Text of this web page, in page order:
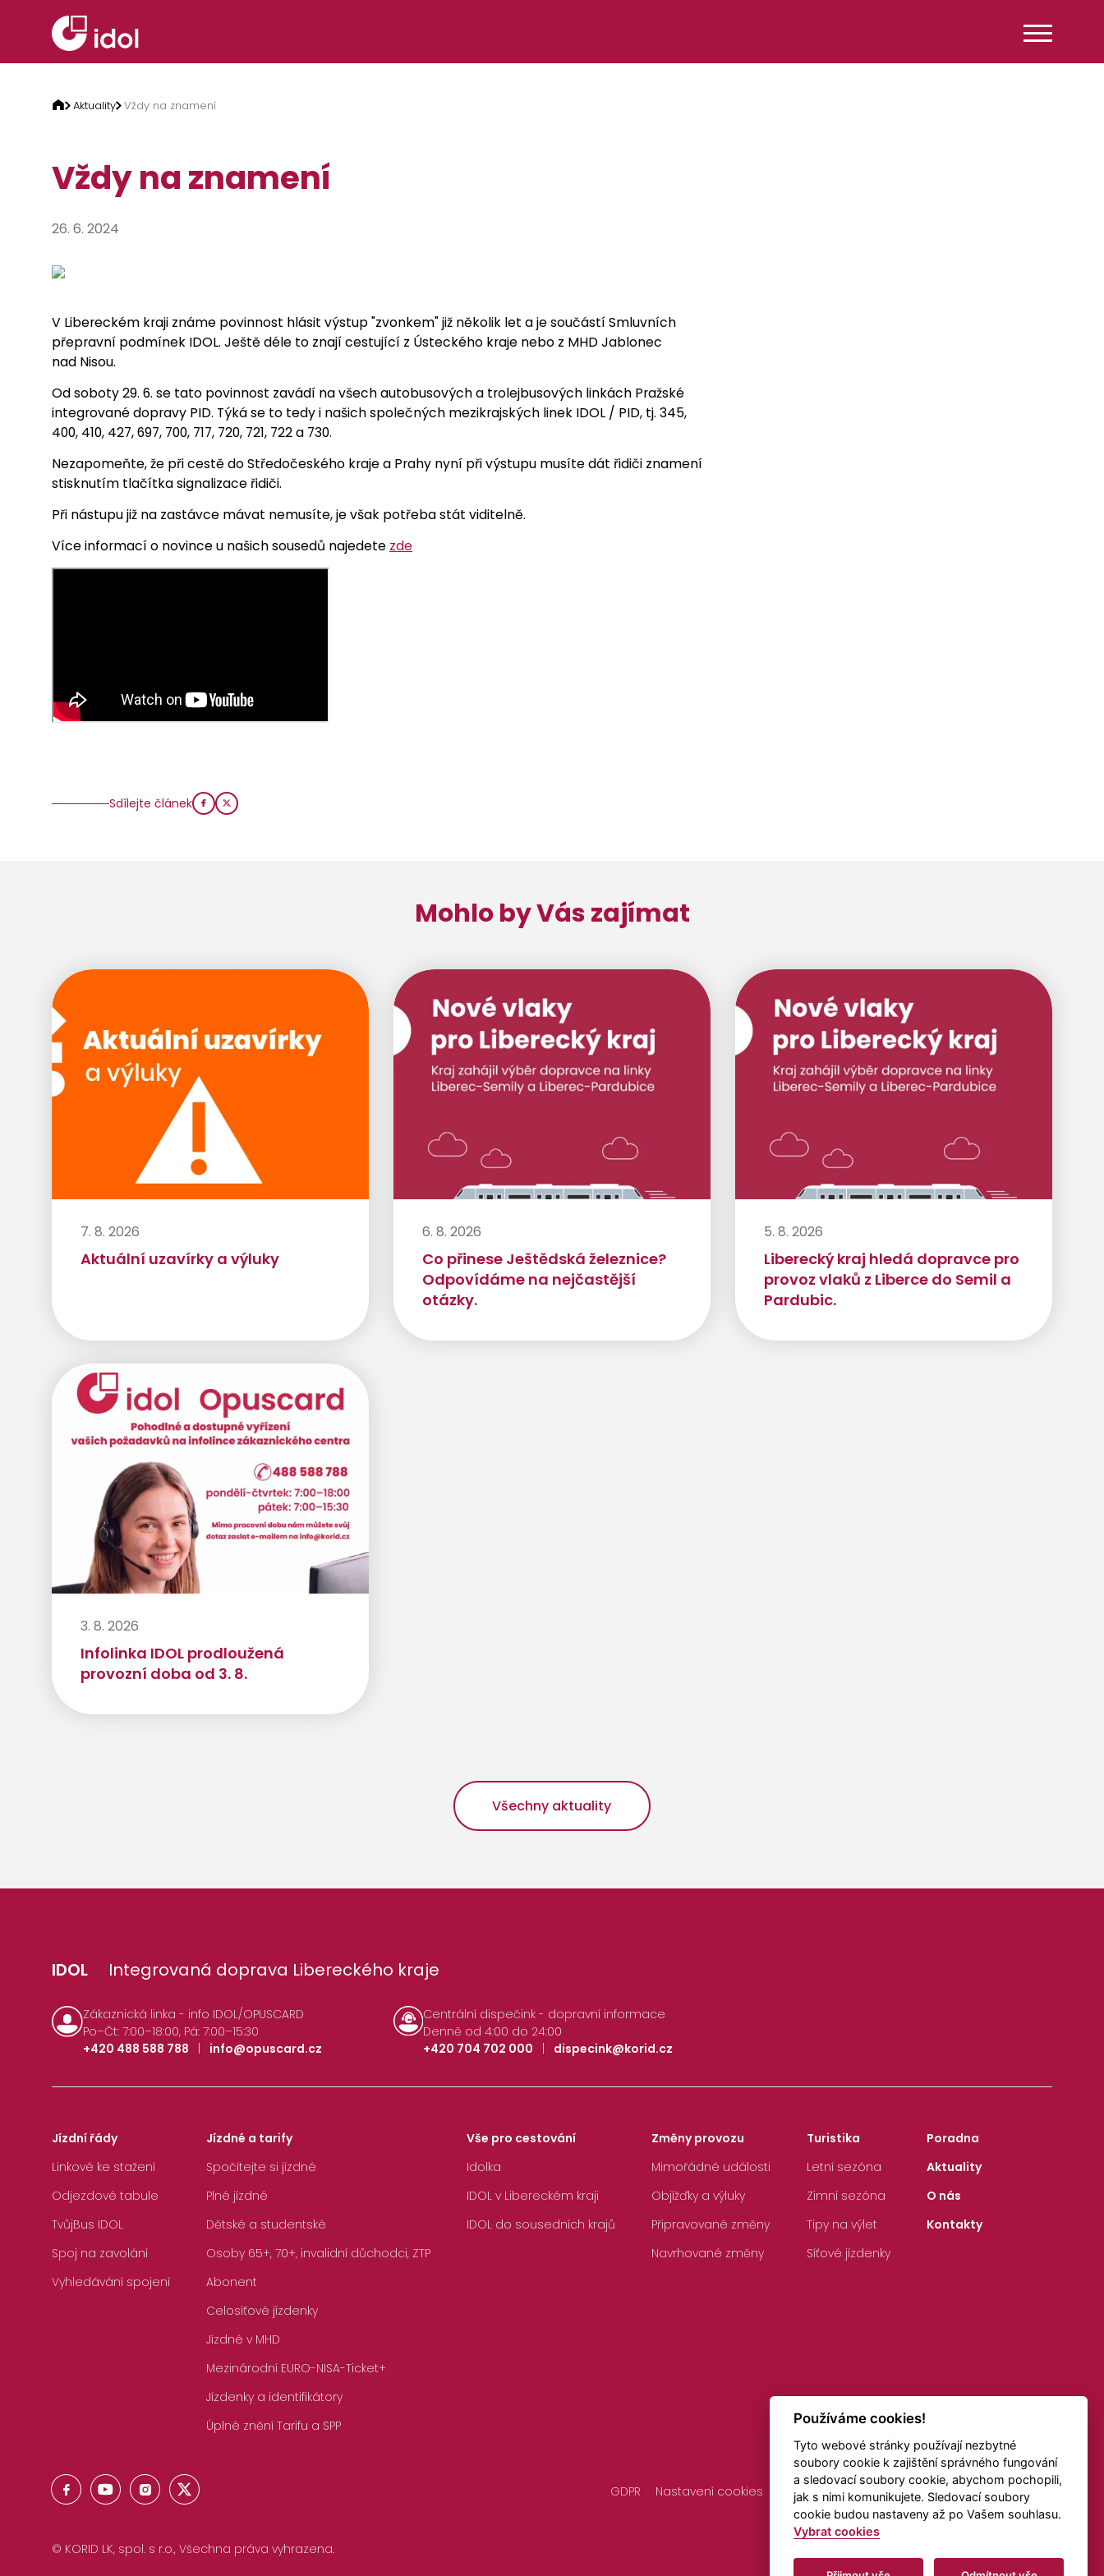
Aktuality Vždy na znamení
Vždy na znamení
26. 6. 2024
V Libereckém kraji známe povinnost hlásit výstup "zvonkem" již několik let a je součástí Smluvních
přepravní podmínek IDOL. Ještě déle to znají cestující z Ústeckého kraje nebo z MHD Jablonec
nad Nisou.
Od soboty 29. 6. se tato povinnost zavádí na všech autobusových a trolejbusových linkách Pražské
integrované dopravy PID. Týká se to tedy i našich společných mezikrajských linek IDOL / PID, tj. 345,
400, 410, 427, 697, 700, 717, 720, 721, 722 a 730.
Nezapomeňte, že při cestě do Středočeského kraje a Prahy nyní při výstupu musíte dát řidiči znamení
stisknutím tlačítka signalizace řidiči.
Při nástupu již na zastávce mávat nemusíte, je však potřeba stát viditelně.
Více informací o novince u našich sousedů najedete zde
Sdílejte článek
Mohlo by Vás zajímat
7. 8. 2026
Aktuální uzavírky a výluky
6. 8. 2026
Co přinese Ještědská železnice?
Odpovídáme na nejčastější
otázky.
5. 8. 2026
Liberecký kraj hledá dopravce pro
provoz vlaků z Liberce do Semil a
Pardubic.
3. 8. 2026
Infolinka IDOL prodloužená
provozní doba od 3. 8.
Všechny aktuality
IDOL Integrovaná doprava Libereckého kraje
Zákaznická linka - info IDOL/OPUSCARD
Po–Čt: 7:00–18:00, Pá: 7:00–15:30
+420 488 588 788
| info@opuscard.cz
Centrální dispečink - dopravní informace
Denně od 4:00 do 24:00
+420 704 702 000
| dispecink@korid.cz
Jízdní řády
Linkové ke stažení
Odjezdové tabule
TvůjBus IDOL
Spoj na zavolání
Vyhledávání spojení
Jízdné a tarify
Spočítejte si jízdné
Plné jízdné
Dětské a studentské
Osoby 65+, 70+, invalidní důchodci, ZTP
Abonent
Celosíťové jízdenky
Jízdné v MHD
Mezinárodní EURO-NISA-Ticket+
Jízdenky a identifikátory
Úplné znění Tarifu a SPP
Vše pro cestování
Idolka
IDOL v Libereckém kraji
IDOL do sousedních krajů
Změny provozu
Mimořádné události
Objížďky a výluky
Připravované změny
Navrhované změny
Turistika
Letní sezóna
Zimní sezóna
Tipy na výlet
Síťové jízdenky
Poradna
Aktuality
O nás
Kontakty
GDPR Nastavení cookies Připomínky k jízdním řádům Doprava online
© KORID LK, spol. s r.o., Všechna práva vyhrazena.
Používáme cookies!
Tyto webové stránky používají nezbytné
soubory cookie k zajištění správného fungování
a sledovací soubory cookie, abychom pochopili,
jak s nimi komunikujete. Sledovací soubory
cookie budou nastaveny až po Vašem souhlasu.
Vybrat cookies